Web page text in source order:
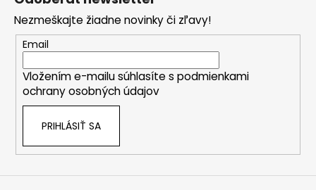
Nezmeškajte žiadne novinky či zľavy!
Email
Vložením e-mailu súhlasíte s podmienkami
ochrany osobných údajov
PRIHLÁSIŤ SA